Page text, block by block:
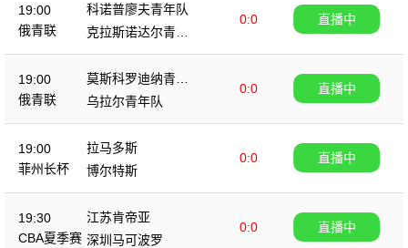
19:00
俄青联
科诺普廖夫青年队
0:0
克拉斯诺达尔青年
队
直播中
19:00
俄青联
莫斯科罗迪纳青年
队
0:0
乌拉尔青年队
直播中
19:00
菲州长杯
拉马多斯
0:0
博尔特斯
直播中
19:30
CBA夏季赛
江苏肯帝亚
0:0
深圳马可波罗
直播中